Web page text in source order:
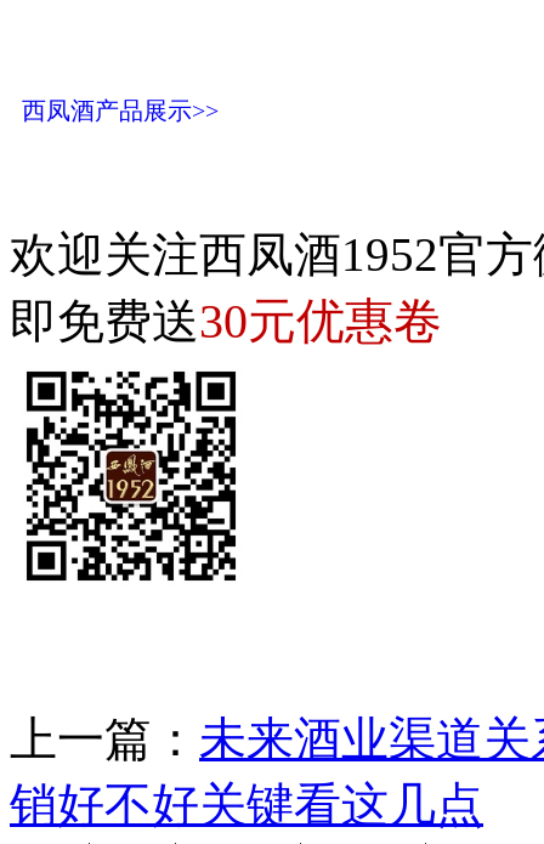
西凤酒产品展示>>
欢迎关注西凤酒1952官
即免费送30元优惠卷
上一篇： 未来酒业渠道
销好不好关键看这几点